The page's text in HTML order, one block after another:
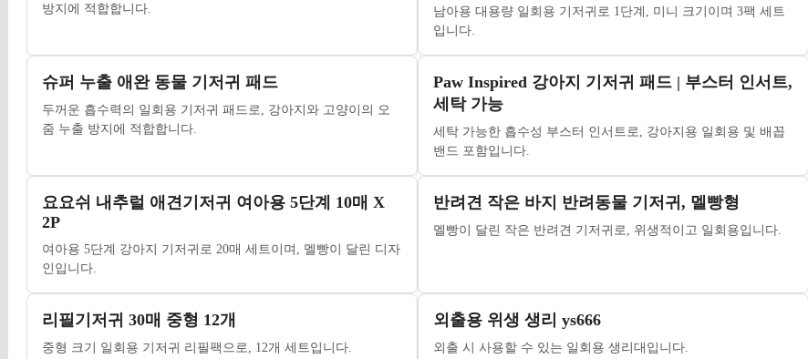
방지에 적합합니다.
남아용 대용량 일회용 기저귀로 1단계, 미니 크기이며 3팩 세트
입니다.
슈퍼 누출 애완 동물 기저귀 패드
두꺼운 흡수력의 일회용 기저귀 패드로, 강아지와 고양이의 오
줌 누출 방지에 적합합니다.
Paw Inspired 강아지 기저귀 패드 | 부스터 인서트,
세탁 가능
세탁 가능한 흡수성 부스터 인서트로, 강아지용 일회용 및 배꼽
밴드 포함입니다.
요요쉬 내추럴 애견기저귀 여아용 5단계 10매 X
2P
여아용 5단계 강아지 기저귀로 20매 세트이며, 멜빵이 달린 디자
인입니다.
반려견 작은 바지 반려동물 기저귀, 멜빵형
멜빵이 달린 작은 반려견 기저귀로, 위생적이고 일회용입니다.
리필기저귀 30매 중형 12개
중형 크기 일회용 기저귀 리필팩으로, 12개 세트입니다.
외출용 위생 생리 ys666
외출 시 사용할 수 있는 일회용 생리대입니다.